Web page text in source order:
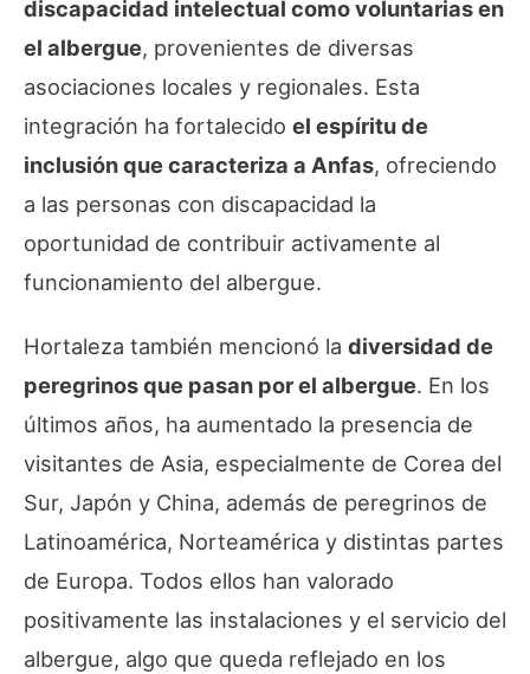
discapacidad intelectual como voluntarias en
el albergue, provenientes de diversas
asociaciones locales y regionales. Esta
integración ha fortalecido el espíritu de
inclusión que caracteriza a Anfas, ofreciendo
a las personas con discapacidad la
oportunidad de contribuir activamente al
funcionamiento del albergue.
Hortaleza también mencionó la diversidad de
peregrinos que pasan por el albergue. En los
últimos años, ha aumentado la presencia de
visitantes de Asia, especialmente de Corea del
Sur, Japón y China, además de peregrinos de
Latinoamérica, Norteamérica y distintas partes
de Europa. Todos ellos han valorado
positivamente las instalaciones y el servicio del
albergue, algo que queda reflejado en los